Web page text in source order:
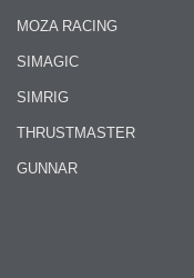
MOZA RACING
SIMAGIC
SIMRIG
THRUSTMASTER
GUNNAR